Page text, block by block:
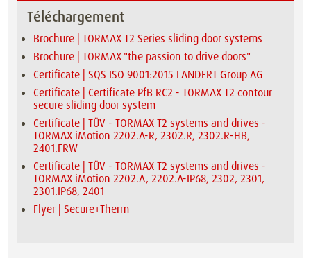
Téléchargement
Brochure | TORMAX T2 Series sliding door systems
Brochure | TORMAX "the passion to drive doors"
Certificate | SQS ISO 9001:2015 LANDERT Group AG
Certificate | Certificate PfB RC2 - TORMAX T2 contour
secure sliding door system
Certificate | TÜV - TORMAX T2 systems and drives -
TORMAX iMotion 2202.A-R, 2302.R, 2302.R-HB,
2401.FRW
Certificate | TÜV - TORMAX T2 systems and drives -
TORMAX iMotion 2202.A, 2202.A-IP68, 2302, 2301,
2301.IP68, 2401
Flyer | Secure+Therm